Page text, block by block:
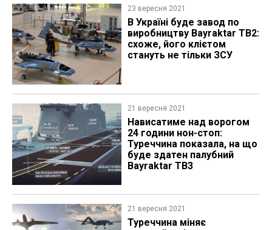
23 вересня 2021
В Україні буде завод по
виробництву Bayraktar TB2:
схоже, його клієтом
стануть не тільки ЗСУ
21 вересня 2021
Нависатиме над ворогом
24 години нон-стоп:
Туреччина показала, на що
буде здатен палубний
Bayraktar TB3
21 вересня 2021
Туреччина міняє